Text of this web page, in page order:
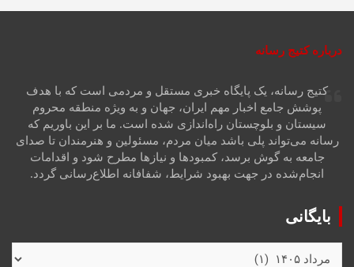
درباره کتیج رسانه
کتیج رسانه، یک پایگاه خبری مستقل و مردمی است که با هدف
پوشش جامع اخبار مهم ایران، جهان و به ویژه منطقه محروم
سیستان و بلوچستان راه‌اندازی شده است. ما بر این باوریم که
رسانه می‌تواند پلی باشد میان مردم، مسئولین و هنرمندان تا صدای
جامعه به گوش برسد، کمبودها و نیازها مطرح شود و اقدامات
انجام‌شده در جهت بهبود شرایط، شفافانه اطلاع‌رسانی گردد.
بایگانی